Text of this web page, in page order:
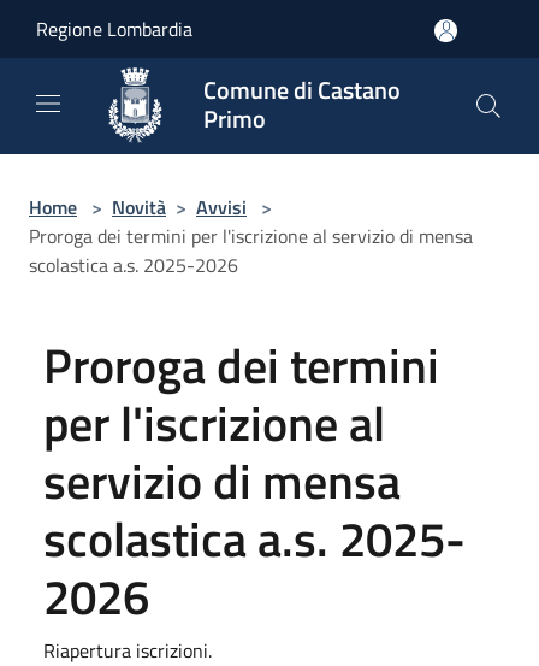
Regione Lombardia
Comune di Castano
Primo
Home > Novità > Avvisi >
Proroga dei termini per l'iscrizione al servizio di mensa
scolastica a.s. 2025-2026
Proroga dei termini
per l'iscrizione al
servizio di mensa
scolastica a.s. 2025-
2026
Riapertura iscrizioni.